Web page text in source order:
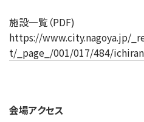
施設一覧（PDF)
https://www.city.nagoya.jp/
t/_page_/001/017/484/
会場アクセス